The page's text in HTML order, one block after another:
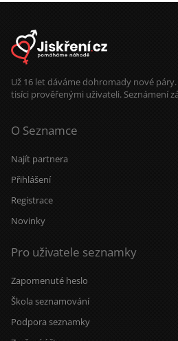
Už 16 let dáváme dohromady nové
tisíci prověřenými uživateli. Seznámení
O Seznamce
Najít partnera
Přihlášení
Registrace
Novinky
Pro uživatele seznamky
Zapomenuté heslo
Škola seznamování
Podpora seznamky